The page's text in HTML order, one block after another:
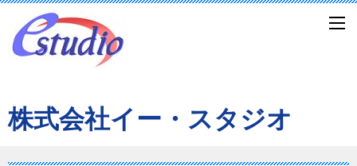
株式会社イー・スタジオ